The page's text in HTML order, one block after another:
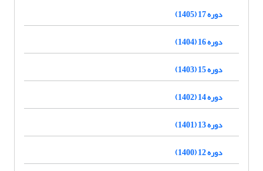
دوره 17 (1405)
دوره 16 (1404)
دوره 15 (1403)
دوره 14 (1402)
دوره 13 (1401)
دوره 12 (1400)